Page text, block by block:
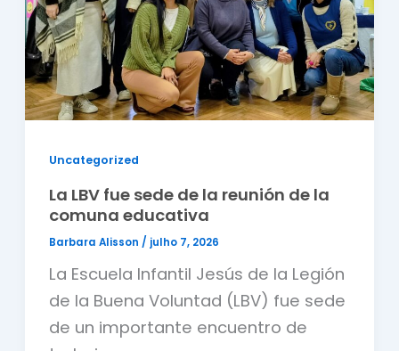
Uncategorized
La LBV fue sede de la reunión de la
comuna educativa
Barbara Alisson / julho 7, 2026
La Escuela Infantil Jesús de la Legión
de la Buena Voluntad (LBV) fue sede
de un importante encuentro de